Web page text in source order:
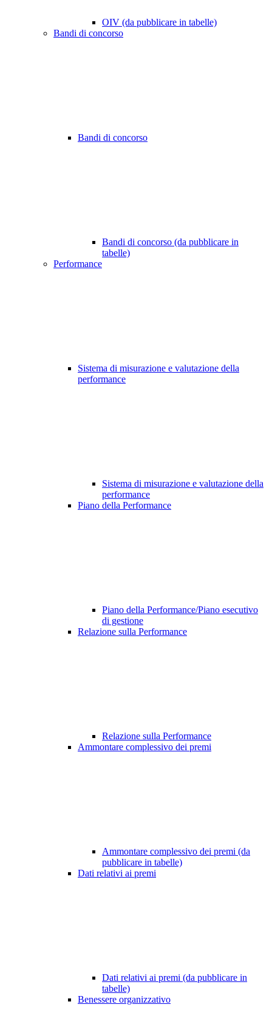
OIV (da pubblicare in tabelle)
Bandi di concorso
Bandi di concorso
Bandi di concorso (da pubblicare in
tabelle)
Performance
Sistema di misurazione e valutazione della
performance
Sistema di misurazione e valutazione della
performance
Piano della Performance
Piano della Performance/Piano esecutivo
di gestione
Relazione sulla Performance
Relazione sulla Performance
Ammontare complessivo dei premi
Ammontare complessivo dei premi (da
pubblicare in tabelle)
Dati relativi ai premi
Dati relativi ai premi (da pubblicare in
tabelle)
Benessere organizzativo